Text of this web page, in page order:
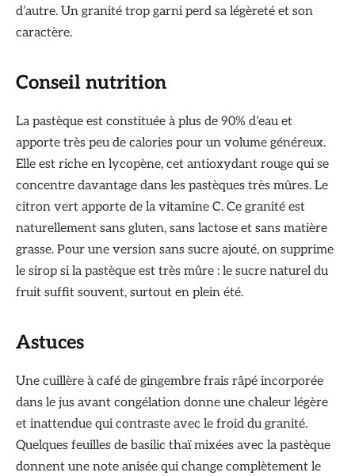
d’autre. Un granité trop garni perd sa légèreté et son
caractère.
Conseil nutrition
La pastèque est constituée à plus de 90% d’eau et
apporte très peu de calories pour un volume généreux.
Elle est riche en lycopène, cet antioxydant rouge qui se
concentre davantage dans les pastèques très mûres. Le
citron vert apporte de la vitamine C. Ce granité est
naturellement sans gluten, sans lactose et sans matière
grasse. Pour une version sans sucre ajouté, on supprime
le sirop si la pastèque est très mûre : le sucre naturel du
fruit suffit souvent, surtout en plein été.
Astuces
Une cuillère à café de gingembre frais râpé incorporée
dans le jus avant congélation donne une chaleur légère
et inattendue qui contraste avec le froid du granité.
Quelques feuilles de basilic thaï mixées avec la pastèque
donnent une note anisée qui change complètement le